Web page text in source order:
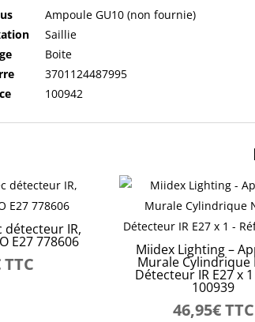
Ampoule GU10 (non fournie)
Saillie
Boite
3701124487995
100942
détecteur IR,
E27 778606
TTC
Miidex Lighting –
Murale Cylindrique
Détecteur IR E27 x 1
100939
46,95€TTC